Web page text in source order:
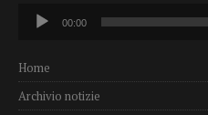
Audio
Player
00:00
Home
Archivio notizie